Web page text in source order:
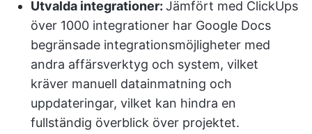
Utvalda integrationer: Jämfört med ClickUps
över 1000 integrationer har Google Docs
begränsade integrationsmöjligheter med
andra affärsverktyg och system, vilket
kräver manuell datainmatning och
uppdateringar, vilket kan hindra en
fullständig överblick över projektet.